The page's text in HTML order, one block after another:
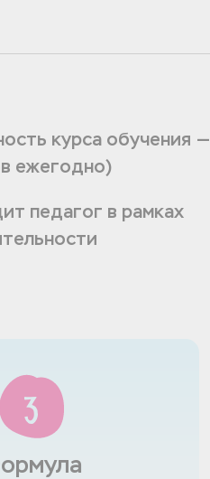
курса обучения —
ежегодно)
педагог в рамках